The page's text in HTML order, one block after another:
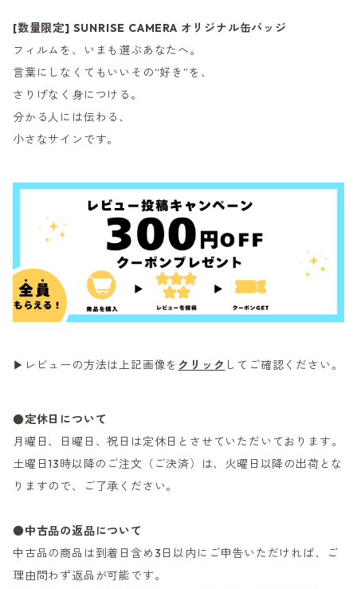
[数量限定] SUNRISE CAMERA オリジナル缶バッジ
フィルムを、いまも選ぶあなたへ。
言葉にしなくてもいいその“好き”を、
さりげなく身につける。
分かる人には伝わる、
小さなサインです。
▶レビューの方法は上記画像を クリック してご確認ください。
●定休日について
月曜日、日曜日、祝日は定休日とさせていただいております。
土曜日13時以降のご注文（ご決済）は、火曜日以降の出荷とな
りますので、ご了承ください。
●中古品の返品について
中古品の商品は到着日含め3日以内にご申告いただければ、ご
理由問わず返品が可能です。